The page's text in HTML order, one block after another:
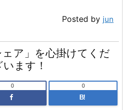
Posted by jun
ア」を心掛けてくだ
ます！
0
B!
0